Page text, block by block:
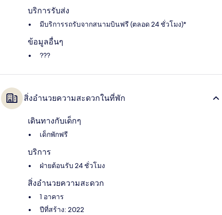
บริการรับส่ง
มีบริการรถรับจากสนามบินฟรี (ตลอด 24 ชั่วโมง)*
ข้อมูลอื่นๆ
???
สิ่งอำนวยความสะดวกในที่พัก
เดินทางกับเด็กๆ
เด็กพักฟรี
บริการ
ฝ่ายต้อนรับ 24 ชั่วโมง
สิ่งอำนวยความสะดวก
1 อาคาร
ปีที่สร้าง: 2022